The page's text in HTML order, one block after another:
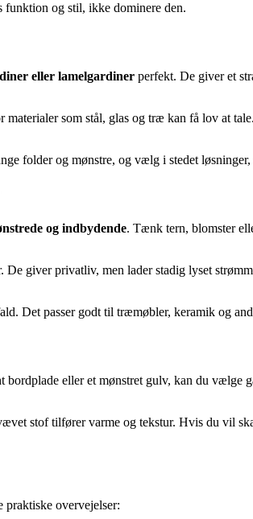
funktion og stil, ikke dominere den.
eller lamelgardiner perfekt. De giver et
som stål, glas og træ kan få lov at
folder og mønstre, og vælg i stedet
og indbydende. Tænk tern, blomster
giver privatliv, men lader stadig lyset
Det passer godt til træmøbler, keramik og
eller et mønstret gulv, kan du vælge
stof tilfører varme og tekstur. Hvis du vil
overvejelser: